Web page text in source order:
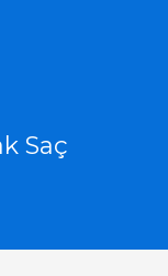
Saç